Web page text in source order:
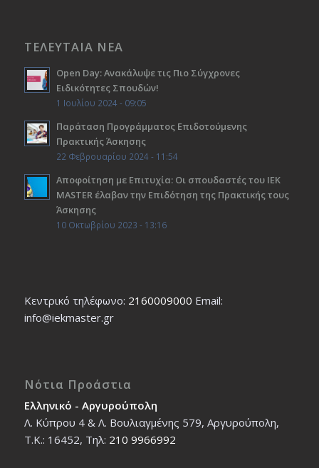
ΤΕΛΕΥΤΑΙΑ ΝΕΑ
Open Day: Ανακάλυψε τις Πιο Σύγχρονες
Ειδικότητες Σπουδών!
1 Ιουλίου 2024 - 09:05
Παράταση Προγράμματος Επιδοτούμενης
Πρακτικής Άσκησης
22 Φεβρουαρίου 2024 - 11:54
Αποφοίτηση με Επιτυχία: Οι σπουδαστές του ΙΕΚ
ΜΑSTER έλαβαν την Επιδότηση της Πρακτικής τους
Άσκησης
10 Οκτωβρίου 2023 - 13:16
Κεντρικό τηλέφωνο: 2160009000 Εmail:
info@iekmaster.gr
Νότια Προάστια
Ελληνικό - Αργυρούπολη
Λ. Κύπρου 4 & Λ. Βουλιαγμένης 579, Αργυρούπολη,
T.K.: 16452, Τηλ: 210 9966992